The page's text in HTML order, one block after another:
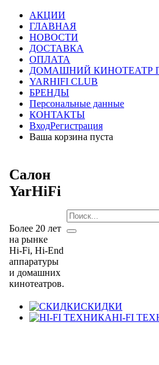
АКЦИИ
ГЛАВНАЯ
НОВОСТИ
ДОСТАВКА
ОПЛАТА
ДОМАШНИЙ КИНОТЕАТР
YARHIFI CLUB
БРЕНДЫ
Персональные данные
КОНТАКТЫ
ВходРегистрация
Ваша корзина пуста
Салон
YarHiFi
Более 20 лет
на рынке
Hi-Fi, Hi-End
аппаратуры
и домашних
кинотеатров.
СКИДКИ
HI-FI